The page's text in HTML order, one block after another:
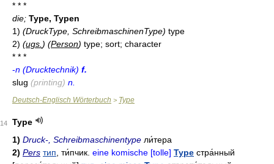
* * *
die; Type, Typen
1) (DruckType, SchreibmaschinenType) type
2) (ugs. ) (Person) type; sort; character
* * *
-n (Drucktechnik) f.
slug (printing) n.
Deutsch-Englisch Wörterbuch > Type
14
Type
1) Druck-, Schreibmaschinentype ли́тера
2) Pers тип ти́пчик eine komische [tolle] Type стра́нный